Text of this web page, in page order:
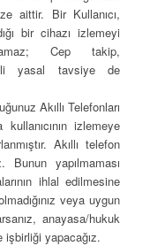
aittir. Bir Kullanıcı,
bir cihazı izlemeyi
Cep takip,
ilgili yasal tavsiye de
Akıllı Telefonları
izlemeye
Akıllı telefon
Bunun yapılmaması
ihlal edilmesine
veya uygun
anayasa/hukuk
yapacağız.